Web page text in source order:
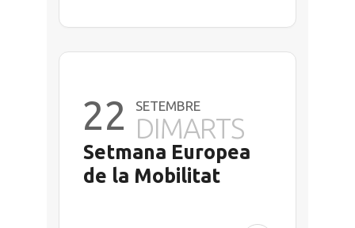
22 SETEMBRE
DIMARTS
Setmana Europea
de la Mobilitat